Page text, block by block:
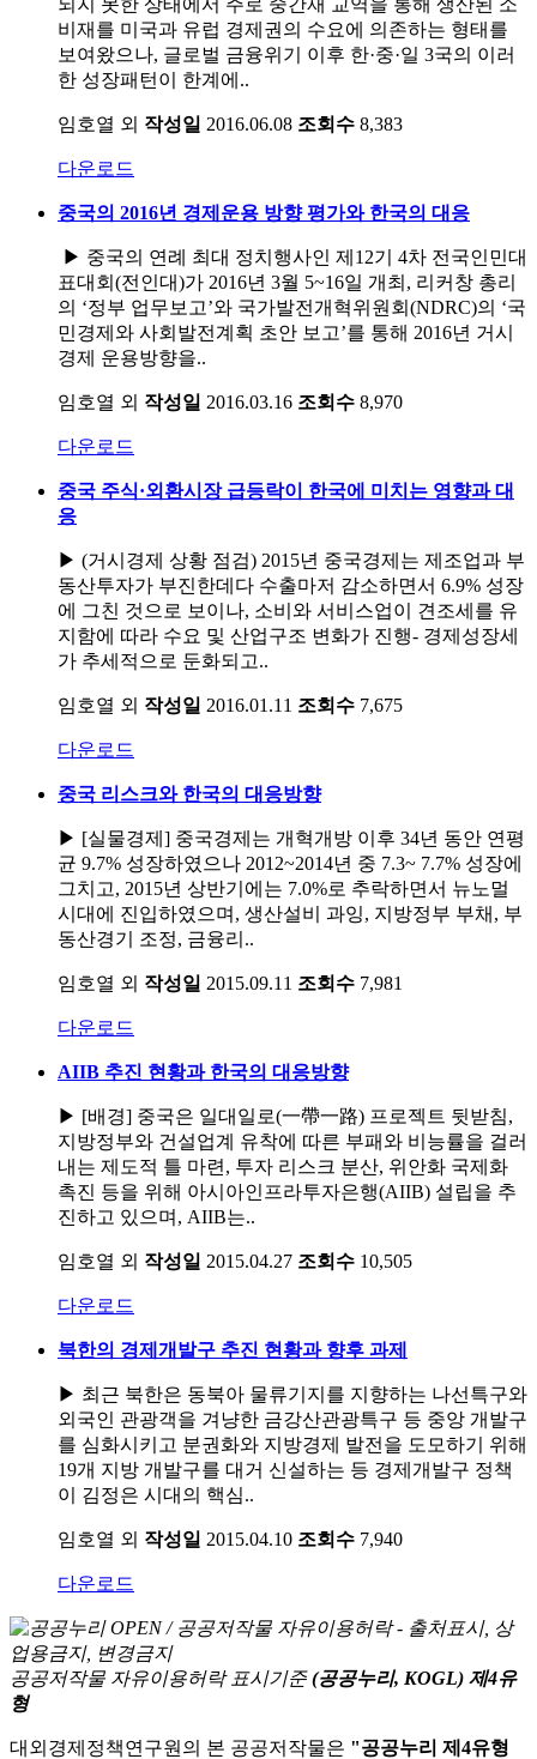
되지 못한 상태에서 주로 중간재 교역을 통해 생산된 소
비재를 미국과 유럽 경제권의 수요에 의존하는 형태를
보여왔으나, 글로벌 금융위기 이후 한·중·일 3국의 이러
한 성장패턴이 한계에..
임호열 외 작성일 2016.06.08 조회수 8,383
다운로드
중국의 2016년 경제운용 방향 평가와 한국의 대응
▶ 중국의 연례 최대 정치행사인 제12기 4차 전국인민대
표대회(전인대)가 2016년 3월 5~16일 개최, 리커창 총리
의 ‘정부 업무보고’와 국가발전개혁위원회(NDRC)의 ‘국
민경제와 사회발전계획 초안 보고’를 통해 2016년 거시
경제 운용방향을..
임호열 외 작성일 2016.03.16 조회수 8,970
다운로드
중국 주식·외환시장 급등락이 한국에 미치는 영향과 대
응
▶ (거시경제 상황 점검) 2015년 중국경제는 제조업과 부
동산투자가 부진한데다 수출마저 감소하면서 6.9% 성장
에 그친 것으로 보이나, 소비와 서비스업이 견조세를 유
지함에 따라 수요 및 산업구조 변화가 진행- 경제성장세
가 추세적으로 둔화되고..
임호열 외 작성일 2016.01.11 조회수 7,675
다운로드
중국 리스크와 한국의 대응방향
▶ [실물경제] 중국경제는 개혁개방 이후 34년 동안 연평
균 9.7% 성장하였으나 2012~2014년 중 7.3~ 7.7% 성장에
그치고, 2015년 상반기에는 7.0%로 추락하면서 뉴노멀
시대에 진입하였으며, 생산설비 과잉, 지방정부 부채, 부
동산경기 조정, 금융리..
임호열 외 작성일 2015.09.11 조회수 7,981
다운로드
AIIB 추진 현황과 한국의 대응방향
▶ [배경] 중국은 일대일로(一帶一路) 프로젝트 뒷받침,
지방정부와 건설업계 유착에 따른 부패와 비능률을 걸러
내는 제도적 틀 마련, 투자 리스크 분산, 위안화 국제화
촉진 등을 위해 아시아인프라투자은행(AIIB) 설립을 추
진하고 있으며, AIIB는..
임호열 외 작성일 2015.04.27 조회수 10,505
다운로드
북한의 경제개발구 추진 현황과 향후 과제
▶ 최근 북한은 동북아 물류기지를 지향하는 나선특구와
외국인 관광객을 겨냥한 금강산관광특구 등 중앙 개발구
를 심화시키고 분권화와 지방경제 발전을 도모하기 위해
19개 지방 개발구를 대거 신설하는 등 경제개발구 정책
이 김정은 시대의 핵심..
임호열 외 작성일 2015.04.10 조회수 7,940
다운로드
공공저작물 자유이용허락 표시기준 (공공누리, KOGL) 제4유
형
대외경제정책연구원의 본 공공저작물은 "공공누리 제4유형